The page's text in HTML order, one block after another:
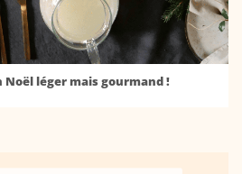
léger mais gourmand !